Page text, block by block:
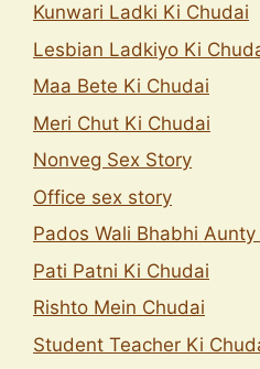
Kunwari Ladki Ki Chudai
Lesbian Ladkiyo Ki
Maa Bete Ki Chudai
Meri Chut Ki Chudai
Nonveg Sex Story
Office sex story
Pados Wali Bhabhi
Pati Patni Ki Chudai
Rishto Mein Chudai
Student Teacher Ki